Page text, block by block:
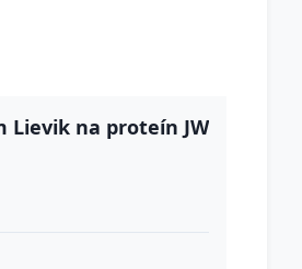
Lievik na proteín JW